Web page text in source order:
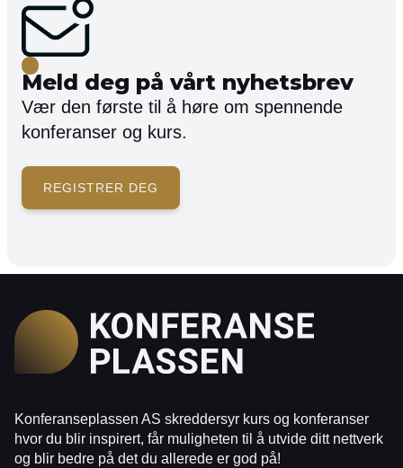
Meld deg på vårt nyhetsbrev
Vær den første til å høre om spennende
konferanser og kurs.
REGISTRER DEG
Konferanseplassen AS skreddersyr kurs og konferanser
hvor du blir inspirert, får muligheten til å utvide ditt nettverk
og blir bedre på det du allerede er god på!